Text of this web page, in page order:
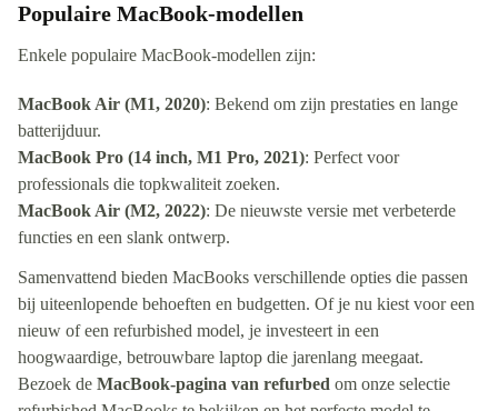
Populaire MacBook-modellen
Enkele populaire MacBook-modellen zijn:
MacBook Air (M1, 2020): Bekend om zijn prestaties en lange
batterijduur.
MacBook Pro (14 inch, M1 Pro, 2021): Perfect voor
professionals die topkwaliteit zoeken.
MacBook Air (M2, 2022): De nieuwste versie met verbeterde
functies en een slank ontwerp.
Samenvattend bieden MacBooks verschillende opties die passen
bij uiteenlopende behoeften en budgetten. Of je nu kiest voor een
nieuw of een refurbished model, je investeert in een
hoogwaardige, betrouwbare laptop die jarenlang meegaat.
Bezoek de MacBook-pagina van refurbed om onze selectie